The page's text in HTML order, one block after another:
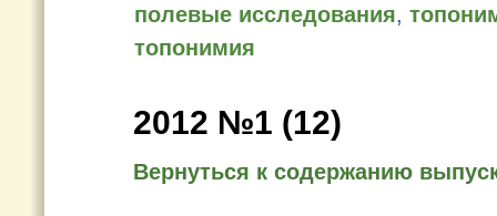
полевые исследования,
топонимия
2012 №1 (12)
Вернуться к содержанию